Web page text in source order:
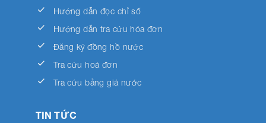
done Hướng dẫn đọc chỉ số
done Hướng dẫn tra cứu hóa đơn
done Đăng ký đồng hồ nước
done Tra cứu hoá đơn
done Tra cứu bảng giá nước
TIN TỨC